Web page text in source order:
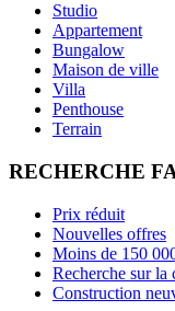
Studio
Appartement
Bungalow
Maison de ville
Villa
Penthouse
Terrain
RECHERCHE
Prix réduit
Nouvelles offres
Moins de 150
Recherche sur la
Construction